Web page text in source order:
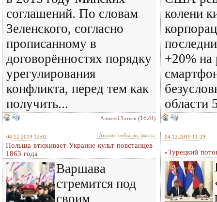
соглашений. По словам
Зеленского, согласно
прописанному в
договорённостях порядку
урегулирования
конфликта, перед тем как
получить...
Алексей Зотьев (1628)
колени
+20% на
области
04.12.2019 12:02 Анализ, события, факты
Польша втюхивает Украине культ повстанцев
1863 года
Варшава
стремится под
своим
04.12.2019 11:29
«Турецкий